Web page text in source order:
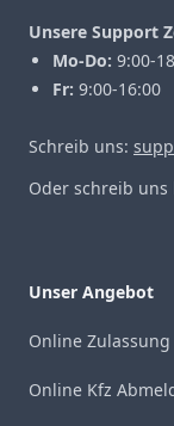
Unsere Support
Mo-Do: 9:00-
Fr: 9:00-16:00
Schreib uns:
Oder schreib uns
Unser Angebot
Online Zulassung
Online Kfz